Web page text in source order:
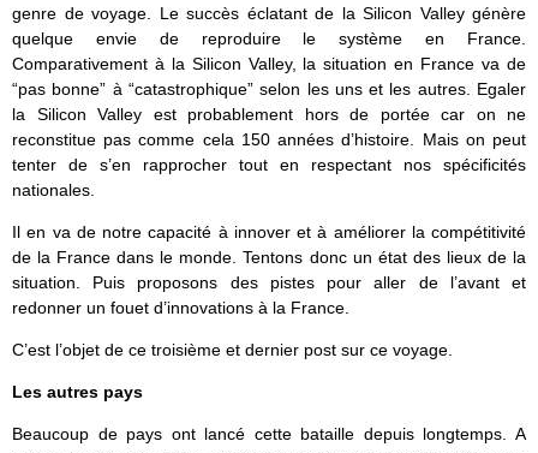
genre de voyage. Le succès éclatant de la Silicon Valley génère
quelque envie de reproduire le système en France.
Comparativement à la Silicon Valley, la situation en France va de
“pas bonne” à “catastrophique” selon les uns et les autres. Egaler
la Silicon Valley est probablement hors de portée car on ne
reconstitue pas comme cela 150 années d’histoire. Mais on peut
tenter de s’en rapprocher tout en respectant nos spécificités
nationales.
Il en va de notre capacité à innover et à améliorer la compétitivité
de la France dans le monde. Tentons donc un état des lieux de la
situation. Puis proposons des pistes pour aller de l’avant et
redonner un fouet d’innovations à la France.
C’est l’objet de ce troisième et dernier post sur ce voyage.
Les autres pays
Beaucoup de pays ont lancé cette bataille depuis longtemps. A